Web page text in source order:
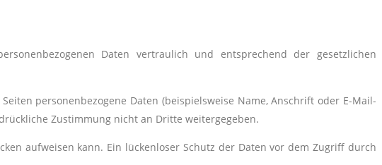
Daten vertraulich und entsprechend der gesetzlichen
personenbezogene Daten (beispielsweise Name, Anschrift oder E-Mail-
Zustimmung nicht an Dritte weitergegeben.
aufweisen kann. Ein lückenloser Schutz der Daten vor dem Zugriff durch